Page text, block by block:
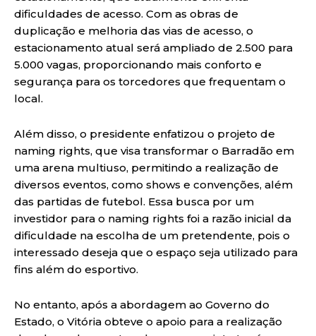
dificuldades de acesso. Com as obras de
duplicação e melhoria das vias de acesso, o
estacionamento atual será ampliado de 2.500 para
5.000 vagas, proporcionando mais conforto e
segurança para os torcedores que frequentam o
local.
Além disso, o presidente enfatizou o projeto de
naming rights, que visa transformar o Barradão em
uma arena multiuso, permitindo a realização de
diversos eventos, como shows e convenções, além
das partidas de futebol. Essa busca por um
investidor para o naming rights foi a razão inicial da
dificuldade na escolha de um pretendente, pois o
interessado deseja que o espaço seja utilizado para
fins além do esportivo.
No entanto, após a abordagem ao Governo do
Estado, o Vitória obteve o apoio para a realização